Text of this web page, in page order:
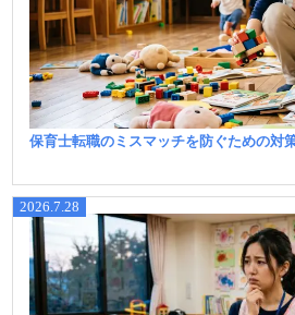
保育士転職のミスマッチを防ぐための対
2026.7.28